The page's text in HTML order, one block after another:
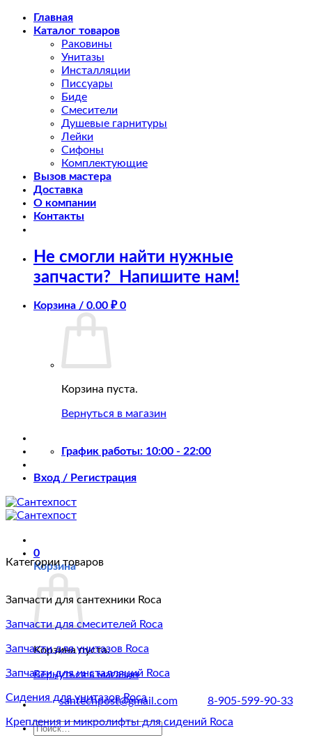
Skip
Главная
Каталог товаров
Раковины
Унитазы
Инсталляции
Писсуары
Биде
Смесители
Душевые гарнитуры
Лейки
Сифоны
Комплектующие
Вызов мастера
Доставка
О компании
Контакты
Не смогли найти нужные
запчасти?
Напишите нам!
Корзина / 0.00 ₽ 0
Корзина пуста.
Вернуться в магазин
График работы: 10:00 - 22:00
Вход / Регистрация
0
Корзина
Корзина пуста.
Вернуться в магазин
santechpost@gmail.com 8-905-599-90-33
Искать:
Категории товаров
Запчасти для сантехники Roca
Запчасти для смесителей Roca
Запчасти для унитазов Roca
Запчасти для инсталляций Roca
Сидения для унитазов Roca
Крепления и микролифты для сидений Roca